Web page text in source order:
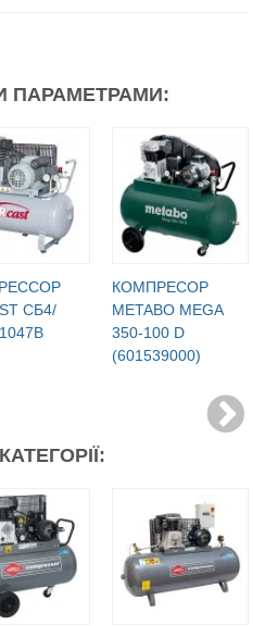
ПАРАМЕТРАМИ:
СБ4/
КОМПРЕСОР
METABO MEGA
350-100 D
(601539000)